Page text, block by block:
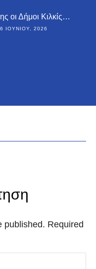
οι Δήμοι Κιλκίς…
ΙΟΥΝΊΟΥ, 2026
published. Required